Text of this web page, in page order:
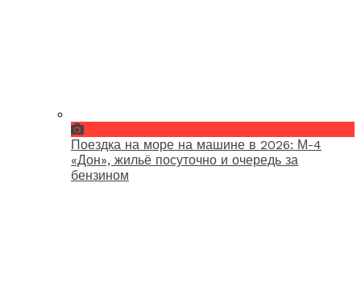
Поездка на море на машине в 2026: М-4
«Дон», жильё посуточно и очередь за
бензином